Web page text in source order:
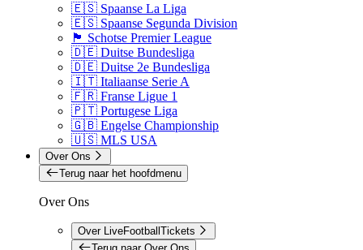
🇪🇸 Spaanse La Liga
🇪🇸 Spaanse Segunda Division
🏴󠁧󠁢󠁳󠁣󠁴󠁿 Schotse Premier League
🇩🇪 Duitse Bundesliga
🇩🇪 Duitse 2e Bundesliga
🇮🇹 Italiaanse Serie A
🇫🇷 Franse Ligue 1
🇵🇹 Portugese Liga
🇬🇧 Engelse Championship
🇺🇸 MLS USA
Over Ons
Terug naar het hoofdmenu
Over Ons
Over LiveFootballTickets